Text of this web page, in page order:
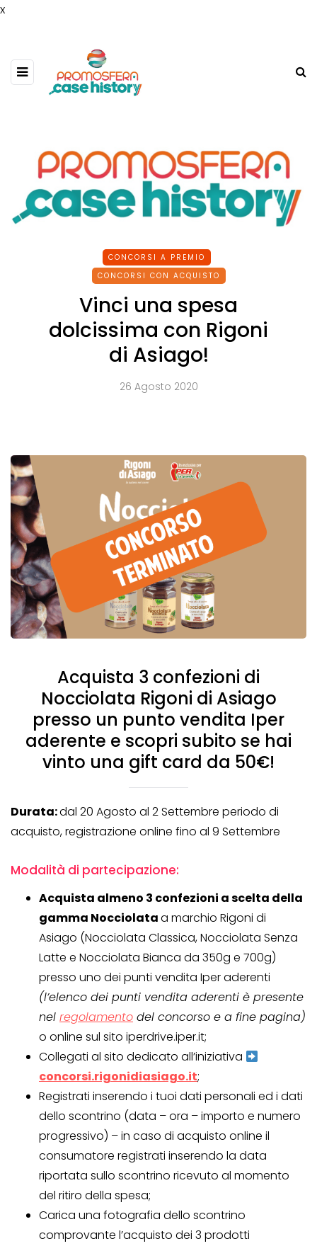
x
CONCORSI A PREMIO
CONCORSI CON ACQUISTO
Vinci una spesa
dolcissima con Rigoni
di Asiago!
26 Agosto 2020
Acquista 3 confezioni di
Nocciolata Rigoni di Asiago
presso un punto vendita Iper
aderente e scopri subito se hai
vinto una gift card da 50€!
Durata:dal 20 Agosto al 2 Settembre periodo di
acquisto, registrazione online fino al 9 Settembre
Modalità di partecipazione:
Acquista almeno 3 confezioni a scelta della
gamma Nocciolataa marchio Rigoni di
Asiago (Nocciolata Classica, Nocciolata Senza
Latte e Nocciolata Bianca da 350g e 700g)
presso uno dei punti vendita Iper aderenti
(l’elenco dei punti vendita aderenti è presente
nel regolamento del concorso e a fine pagina)
o online sul sito iperdrive.iper.it;
Collegati al sito dedicato all’iniziativa
concorsi.rigonidiasiago.it;
Registrati inserendo i tuoi dati personali ed i dati
dello scontrino (data – ora – importo e numero
progressivo) – in caso di acquisto online il
consumatore registrati inserendo la data
riportata sullo scontrino ricevuto al momento
del ritiro della spesa;
Carica una fotografia dello scontrino
comprovante l’acquisto dei 3 prodotti